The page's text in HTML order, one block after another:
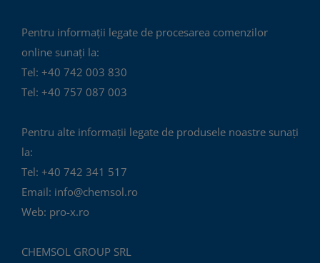
Pentru informații legate de procesarea comenzilor
online sunați la:
Tel: +40 742 003 830
Tel: +40 757 087 003
Pentru alte informații legate de produsele noastre sunați
la:
Tel: +40 742 341 517
Email: info@chemsol.ro
Web: pro-x.ro
CHEMSOL GROUP SRL